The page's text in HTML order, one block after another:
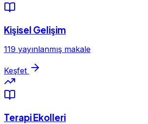
Kişisel Gelişim
119 yayınlanmış makale
Keşfet
Terapi Ekolleri